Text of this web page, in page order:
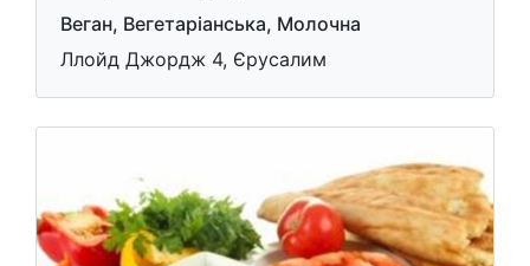
Веган, Вегетаріанська, Молочна
Ллойд Джордж 4, Єрусалим